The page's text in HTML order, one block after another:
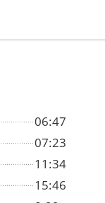
06:47
07:23
11:34
15:46